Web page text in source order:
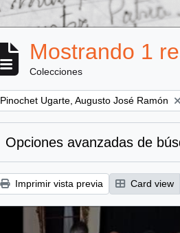
Mostrando 1
Colecciones
Remove filter:
Pinochet Ugarte, Augusto José Ramón
Opciones avanzadas de
Imprimir vista previa Card view